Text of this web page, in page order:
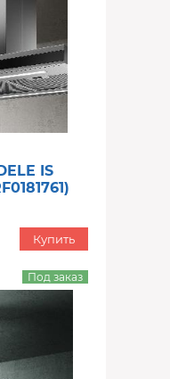
IS
Купить
Под заказ